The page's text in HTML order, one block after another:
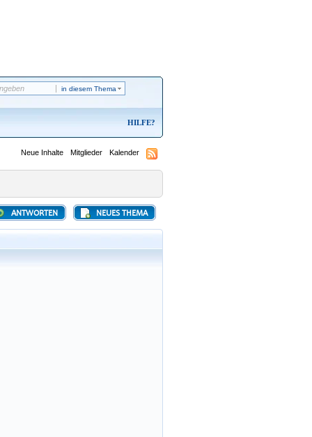
in diesem Thema
HILFE
Neue Inhalte Mitglieder Kalender
NEUES THEMA
ANTWORTEN